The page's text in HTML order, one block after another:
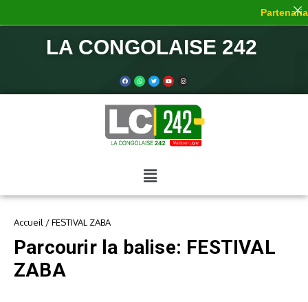
LA CONGOLAISE 242
Accueil /FESTIVAL ZABA
Parcourir la balise: FESTIVAL
ZABA